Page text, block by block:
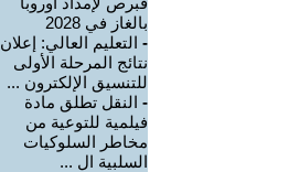
بالغاز في 2028
- التعليم العالي: إعلان
نتائج المرحلة الأولى
للتنسيق الإلكترون ...
- النقل تطلق مادة
فيلمية للتوعية من
مخاطر السلوكيات
السلبية ال ...